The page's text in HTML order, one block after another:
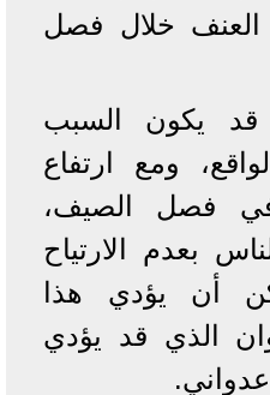
العنف خلال فصل
قد يكون السبب
ومع ارتفاع
فصل الصيف،
بعدم الارتياح
أن يؤدي هذا
الذي قد يؤدي